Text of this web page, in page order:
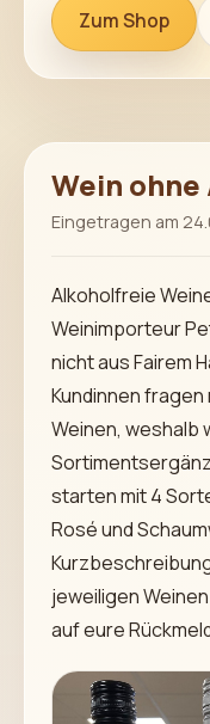
Zum Shop
Wein
Eingetragen am
Alkoholfreie
Weinimporteur
nicht aus Fairem
Kundinnen
Weinen, weshalb
starten mit 4
Rosé und
jeweiligen
auf eure